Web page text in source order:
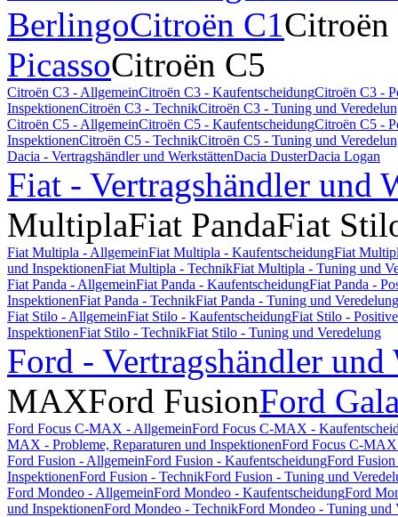
BerlingoCitroën C1Citroën
PicassoCitroën C5
Citroën C3 - AllgemeinCitroën C3 - KaufentscheidungCitroën C3 -
InspektionenCitroën C3 - TechnikCitroën C3 - Tuning und
Citroën C5 - AllgemeinCitroën C5 - KaufentscheidungCitroën C5 -
InspektionenCitroën C5 - TechnikCitroën C5 - Tuning und
Dacia - Vertragshändler und WerkstättenDacia DusterDacia Logan
Fiat - Vertragshändler und
MultiplaFiat PandaFiat
Fiat Multipla - AllgemeinFiat Multipla - KaufentscheidungFiat
und InspektionenFiat Multipla - TechnikFiat Multipla - Tuning und
Fiat Panda - AllgemeinFiat Panda - KaufentscheidungFiat Panda -
InspektionenFiat Panda - TechnikFiat Panda - Tuning und Veredelung
Fiat Stilo - AllgemeinFiat Stilo - KaufentscheidungFiat Stilo -
InspektionenFiat Stilo - TechnikFiat Stilo - Tuning und Veredelung
Ford - Vertragshändler und
MAXFord FusionFord
Ford Focus C-MAX - AllgemeinFord Focus C-MAX -
MAX - Probleme, Reparaturen und InspektionenFord Focus C-
Ford Fusion - AllgemeinFord Fusion - KaufentscheidungFord
InspektionenFord Fusion - TechnikFord Fusion - Tuning und
Ford Mondeo - AllgemeinFord Mondeo - KaufentscheidungFord
und InspektionenFord Mondeo - TechnikFord Mondeo - Tuning und